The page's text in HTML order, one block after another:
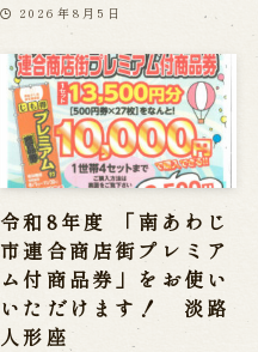
2026年8月5日
令和8年度 「南あわじ
市連合商店街プレミア
ム付商品券」をお使い
いただけます！ 淡路
人形座